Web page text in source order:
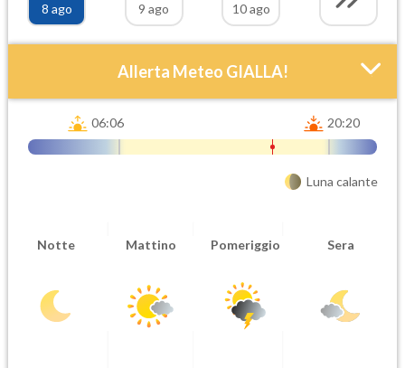
8 ago
9 ago
10 ago
Allerta Meteo GIALLA!
Orario inizio
Ora fine
08-08T
06:06 20:20
Luna calante
Notte Mattino Pomeriggio Sera